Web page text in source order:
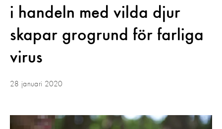
i handeln med vilda djur
skapar grogrund för farliga
virus
28 januari 2020